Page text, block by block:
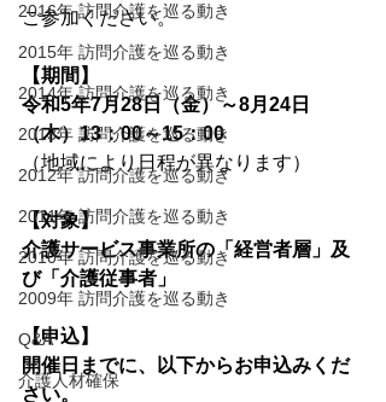
2016年 訪問介護を巡る動き
2015年 訪問介護を巡る動き
2014年 訪問介護を巡る動き
2013年 訪問介護を巡る動き
2012年 訪問介護を巡る動き
2011年 訪問介護を巡る動き
2010年 訪問介護を巡る動き
2009年 訪問介護を巡る動き
Q&A
介護人材確保
ご参加ください。
【期間】
令和5年7月28日（金）～8月24日
（木）13：00～15：00
（地域により日程が異なります）
【対象】
介護サービス事業所の「経営者層」及
び「介護従事者」
【申込】
開催日までに、以下からお申込みくだ
さい。